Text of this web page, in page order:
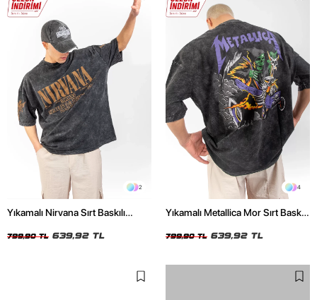
2
Yıkamalı Nirvana Sırt Baskılı
799,90 TL 639,92 TL
4
Yıkamalı Metallica Mor Sırt Baskılı
799,90 TL 639,92 TL